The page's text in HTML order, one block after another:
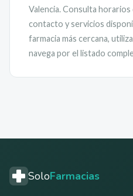
Valencia. Consulta
contacto y servicios
farmacia más cercana,
navega por el listado
SoloFarmacias